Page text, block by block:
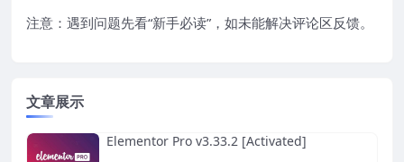
注意：遇到问题先看“新手必读”，如未能解决评论区反馈。
文章展示
Elementor Pro v3.33.2 [Activated]